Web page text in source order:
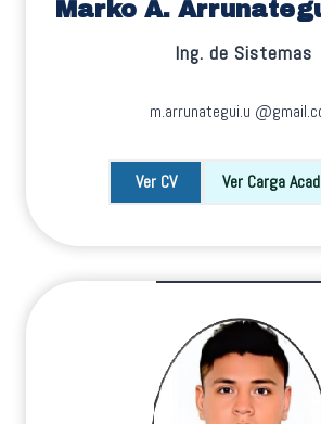
Marko A.
Ing. de Sistemas
m.arrunategui.u
Ver CV Ver Carga